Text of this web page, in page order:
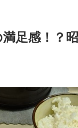
足感！？